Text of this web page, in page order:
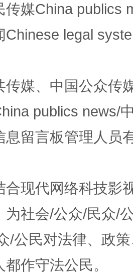
化重塑工作
传媒China publics
Chinese legal
传媒、中国公众传
publics news/
息留言板管理人员
合现代网络科技影
为社会/公众/民众/
/公民对法律、政
作守法公民。